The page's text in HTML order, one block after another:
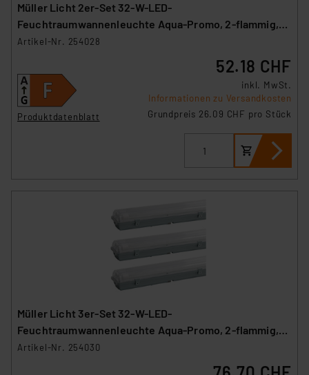
Müller Licht 2er-Set 32-W-LED-
Feuchtraumwannenleuchte Aqua-Promo, 2-flammig,
3360 lm, 4000 K, 120 cm
Artikel-Nr. 254028
Produktdatenblatt
52.18 CHF
inkl. MwSt.
Informationen zu Versandkosten
Grundpreis 26.09 CHF pro Stück
Müller Licht 3er-Set 32-W-LED-
Feuchtraumwannenleuchte Aqua-Promo, 2-flammig,
3360 lm, 4000 K, 120 cm
Artikel-Nr. 254030